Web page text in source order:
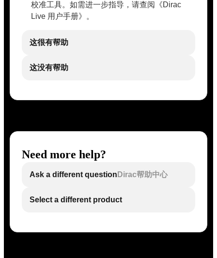
校准工具。如需进一步指导，请查阅《Dirac
Live 用户手册》。
这很有帮助
这没有帮助
Need more help?
Ask a different question Dirac帮助中心
Select a different product